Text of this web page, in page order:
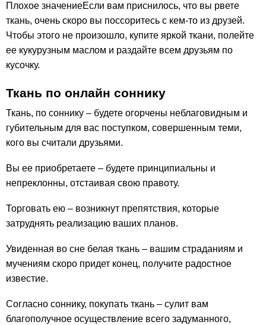
Плохое значениеЕсли вам приснилось, что вы рвете
ткань, очень скоро вы поссоритесь с кем-то из друзей.
Чтобы этого не произошло, купите яркой ткани, полейте
ее кукурузным маслом и раздайте всем друзьям по
кусочку.
Ткань по онлайн соннику
Ткань, по соннику – будете огорчены неблаговидным и
губительным для вас поступком, совершенным теми,
кого вы считали друзьями.
Вы ее приобретаете – будете принципиальны и
непреклонны, отстаивая свою правоту.
Торговать ею – возникнут препятствия, которые
затруднять реализацию ваших планов.
Увиденная во сне белая ткань – вашим страданиям и
мучениям скоро придет конец, получите радостное
известие.
Согласно соннику, покупать ткань – сулит вам
благополучное осуществление всего задуманного,